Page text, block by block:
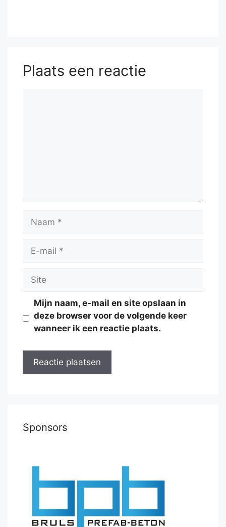
Plaats een reactie
Naam
Site
Mijn naam, e-mail en site opslaan in
deze browser voor de volgende keer
wanneer ik een reactie plaats.
Sponsors